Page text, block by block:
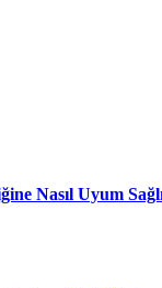
Nasıl Uyum